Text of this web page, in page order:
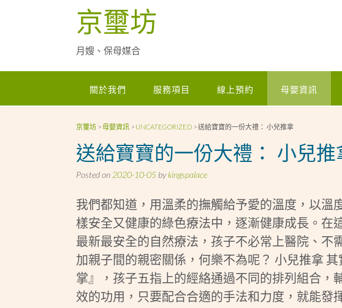
京璽坊
月嫂、保母媒合
關於我們 服務項目 線上預約 母嬰資訊
京璽坊 >母嬰資訊 > UNCATEGORIZED >送給寶寶的一份大禮： 小兒推拿
送給寶寶的一份大禮： 小兒推
Posted on 2020-10-05 bykingspalace
我們都知道，用溫柔的撫觸給予愛的溫度，以溫
樣安全又健康的綠色療法中，逐漸健康成長。在
最新最安全的自然療法，孩子不必常上醫院、不
加親子間的親密關係，何樂不為呢？ 小兒推拿
掌』，孩子五指上的經絡通過不同的排列組合，
效的功用，只要配合合適的手法和力度，就能發